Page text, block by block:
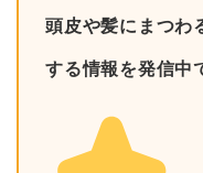
頭皮や髪にまつわ
する情報を発信中